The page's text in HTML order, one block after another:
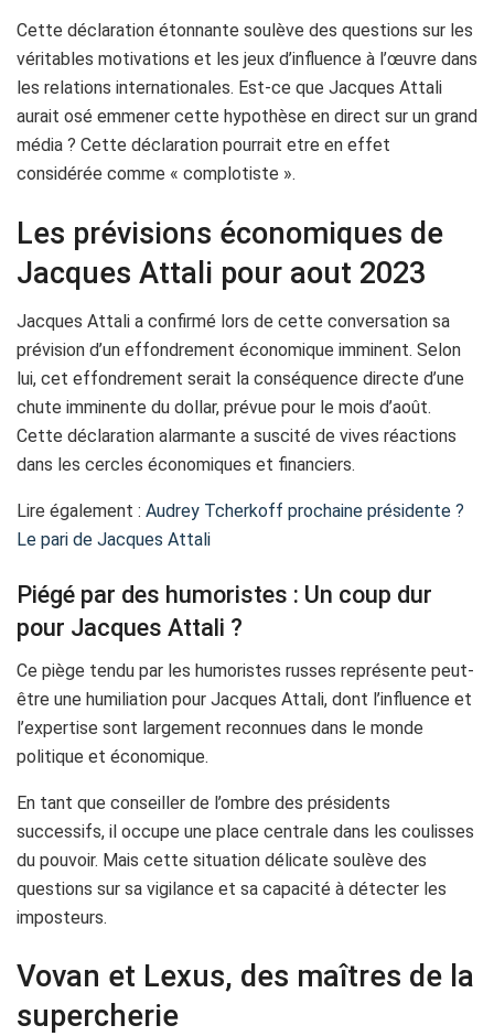
Cette déclaration étonnante soulève des questions sur les
véritables motivations et les jeux d’influence à l’œuvre dans
les relations internationales. Est-ce que Jacques Attali
aurait osé emmener cette hypothèse en direct sur un grand
média ? Cette déclaration pourrait etre en effet
considérée comme « complotiste ».
Les prévisions économiques de
Jacques Attali pour aout 2023
Jacques Attali a confirmé lors de cette conversation sa
prévision d’un effondrement économique imminent. Selon
lui, cet effondrement serait la conséquence directe d’une
chute imminente du dollar, prévue pour le mois d’août.
Cette déclaration alarmante a suscité de vives réactions
dans les cercles économiques et financiers.
Lire également : Audrey Tcherkoff prochaine présidente ?
Le pari de Jacques Attali
Piégé par des humoristes : Un coup dur
pour Jacques Attali ?
Ce piège tendu par les humoristes russes représente peut-
être une humiliation pour Jacques Attali, dont l’influence et
l’expertise sont largement reconnues dans le monde
politique et économique.
En tant que conseiller de l’ombre des présidents
successifs, il occupe une place centrale dans les coulisses
du pouvoir. Mais cette situation délicate soulève des
questions sur sa vigilance et sa capacité à détecter les
imposteurs.
Vovan et Lexus, des maîtres de la
supercherie